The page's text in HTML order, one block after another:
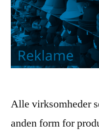
Alle virksomheder
anden form for